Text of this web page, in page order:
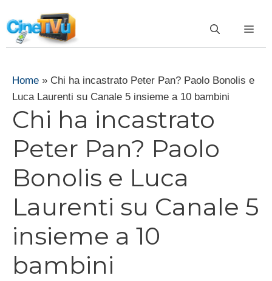
al
contenuto
Home » Chi ha incastrato Peter Pan? Paolo Bonolis e
Luca Laurenti su Canale 5 insieme a 10 bambini
Chi ha incastrato
Peter Pan? Paolo
Bonolis e Luca
Laurenti su Canale 5
insieme a 10
bambini